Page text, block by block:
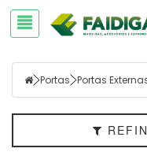
Portas Portas
Filtrar